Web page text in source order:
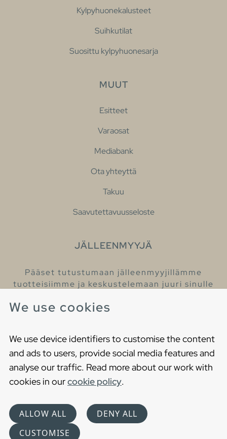
We use cookies
We use device identifiers to customise the content
and ads to users, provide social media features and
analyse our traffic. Read more about our work with
cookies in ourcookie policy.
ALLOW ALL
DENY ALL
CUSTOMISE
Kylpyhuonekalusteet
Suihkutilat
Suosittu kylpyhuonesarja
MUUT
Esitteet
Varaosat
Mediabank
Ota yhteyttä
Takuu
Saavutettavuusseloste
JÄLLEENMYYJÄ
Pääset tutustumaan jälleenmyyjillämme
tuotteisiimme ja keskustelemaan juuri sinulle
Cookies
Privacy statement
Choose language